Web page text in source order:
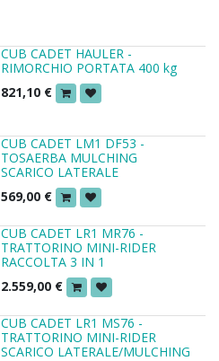
CUB CADET HAULER -
RIMORCHIO PORTATA 400 kg
821,10 €
CUB CADET LM1 DF53 -
TOSAERBA MULCHING
SCARICO LATERALE
569,00 €
CUB CADET LR1 MR76 -
TRATTORINO MINI-RIDER
RACCOLTA 3 IN 1
2.559,00 €
CUB CADET LR1 MS76 -
TRATTORINO MINI-RIDER
SCARICO LATERALE/MULCHING